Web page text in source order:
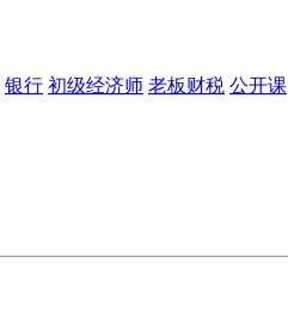
银行 初级经济师 老板财税 公开课